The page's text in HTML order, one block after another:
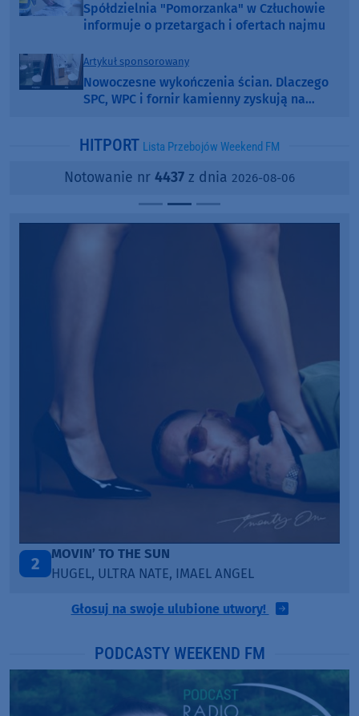
Spółdzielnia "Pomorzanka" w Człuchowie
informuje o przetargach i ofertach najmu
Artykuł sponsorowany
Nowoczesne wykończenia ścian. Dlaczego
SPC, WPC i fornir kamienny zyskują na
HITPORT Lista Przebojów Weekend FM
Notowanie nr 4437 z dnia 2026-08-06
THE SUN
NATE, IMAEL ANGEL
Głosuj na swoje ulubione utwory!
PODCASTY WEEKEND FM